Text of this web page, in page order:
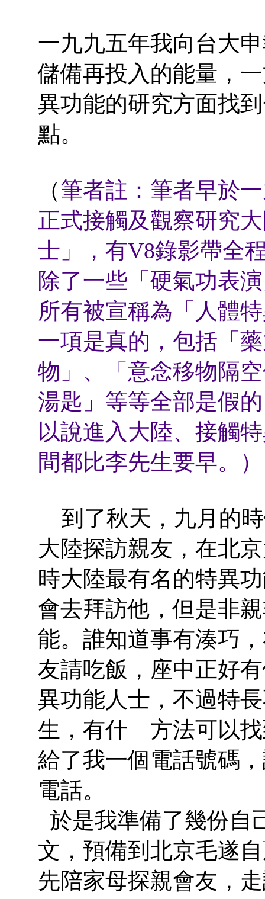
一九九五年我向台大
儲備再投入的能量，
異功能的研究方面找
點。
（筆者註：筆者早於
正式接觸及觀察研究
士」，有V8錄影帶全
除了一些「硬氣功表
所有被宣稱為「人體
一項是真的，包括「
物」、「意念移物隔
湯匙」等等全部是假
以說進入大陸、接觸
間都比李先生要早。）
到了秋天，九月的
大陸探訪親友，在北
時大陸最有名的特異
會去拜訪他，但是非
能。誰知道事有湊巧
友請吃飯，座中正好
異功能人士，不過特
生，有什 方法可以找
給了我一個電話號碼
電話。
於是我準備了幾份自
文，預備到北京毛遂
先陪家母探親會友，